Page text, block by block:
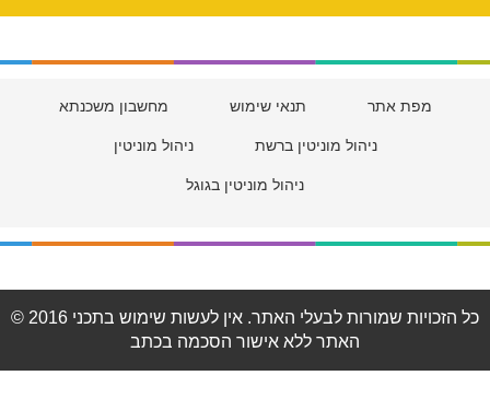
מפת אתר תנאי שימוש מחשבון משכנתא
ניהול מוניטין ברשת ניהול מוניטין
ניהול מוניטין בגוגל
© 2016 כל הזכויות שמורות לבעלי האתר. אין לעשות שימוש בתכני
האתר ללא אישור הסכמה בכתב